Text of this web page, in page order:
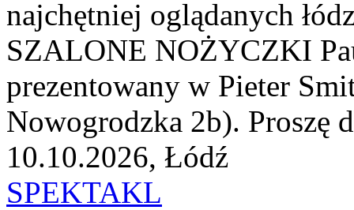
najchętniej oglądanych
SZALONE NOŻYCZKI
prezentowany w Pieter
Nowogrodzka 2b). Proszę
10.10.2026, Łódź
SPEKTAKL